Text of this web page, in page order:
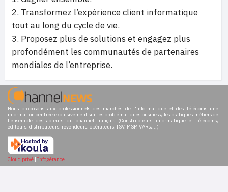
Transformez l’expérience client informatique
tout au long du cycle de vie.
Proposez plus de solutions et engagez plus
profondément les communautés de partenaires
mondiales de l’entreprise.
Nous proposons aux professionnels des marchés de l'informatique et des télécoms une
information centrée exclusivement sur les problématiques business, les pratiques métiers de
l'ensemble des acteurs du channel français (Constructeurs informatique et télécoms,
éditeurs, distributeurs, revendeurs, opérateurs, ISV, MSP, VARs,...)
Cloud privé | Infogérance